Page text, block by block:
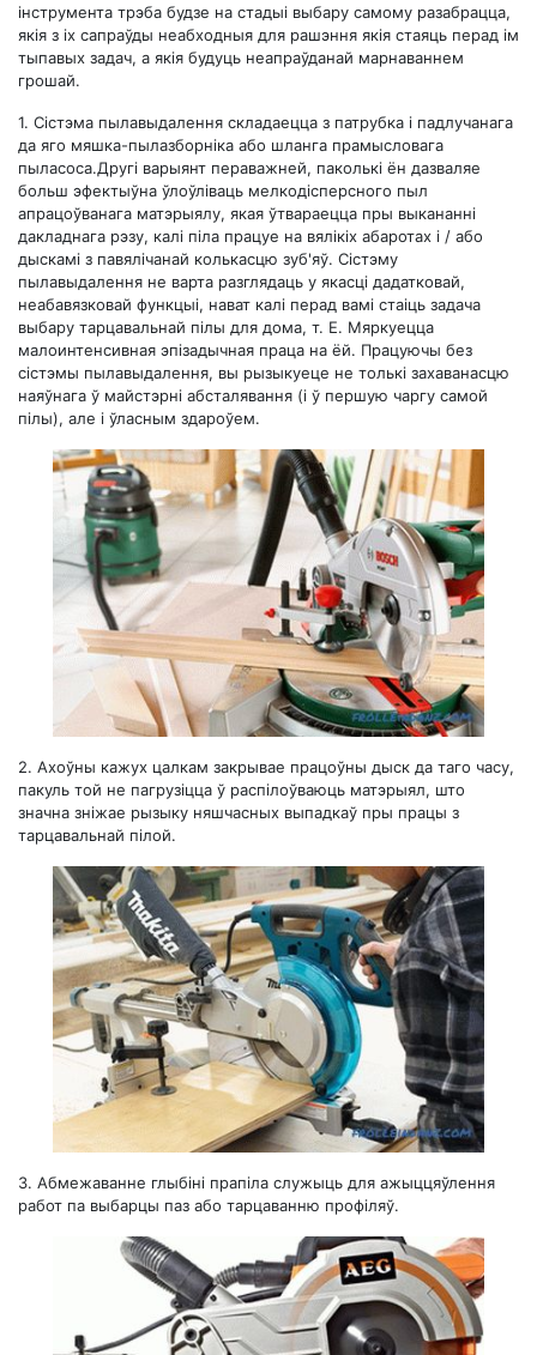
інструмента трэба будзе на стадыі выбару самому разабрацца,
якія з іх сапраўды неабходныя для рашэння якія стаяць перад ім
тыпавых задач, а якія будуць неапраўданай марнаваннем
грошай.
1. Сістэма пылавыдалення складаецца з патрубка і падлучанага
да яго мяшка-пылазборніка або шланга прамысловага
пыласоса.Другі варыянт пераважней, паколькі ён дазваляе
больш эфектыўна ўлоўліваць мелкодісперсного пыл
апрацоўванага матэрыялу, якая ўтвараецца пры выкананні
дакладнага рэзу, калі піла працуе на вялікіх абаротах і / або
дыскамі з павялічанай колькасцю зуб'яў. Сістэму
пылавыдалення не варта разглядаць у якасці дадатковай,
неабавязковай функцыі, нават калі перад вамі стаіць задача
выбару тарцавальнай пілы для дома, т. Е. Мяркуецца
малоинтенсивная эпізадычная праца на ёй. Працуючы без
сістэмы пылавыдалення, вы рызыкуеце не толькі захаванасцю
наяўнага ў майстэрні абсталявання (і ў першую чаргу самой
пілы), але і ўласным здароўем.
2. Ахоўны кажух цалкам закрывае працоўны дыск да таго часу,
пакуль той не пагрузіцца ў распілоўваюць матэрыял, што
значна зніжае рызыку няшчасных выпадкаў пры працы з
тарцавальнай пілой.
3. Абмежаванне глыбіні прапіла служыць для ажыццяўлення
работ па выбарцы паз або тарцаванню профіляў.